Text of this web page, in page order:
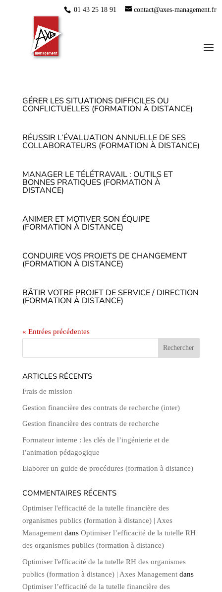
01 43 25 18 91 contact@axes-management.fr
GÉRER LES SITUATIONS DIFFICILES OU
CONFLICTUELLES (FORMATION À DISTANCE)
RÉUSSIR L’ÉVALUATION ANNUELLE DE SES
COLLABORATEURS (FORMATION À DISTANCE)
MANAGER LE TÉLÉTRAVAIL : OUTILS ET
BONNES PRATIQUES (FORMATION À
DISTANCE)
ANIMER ET MOTIVER SON ÉQUIPE
(FORMATION À DISTANCE)
CONDUIRE VOS PROJETS DE CHANGEMENT
(FORMATION À DISTANCE)
BÂTIR VOTRE PROJET DE SERVICE / DIRECTION
(FORMATION À DISTANCE)
« Entrées précédentes
ARTICLES RÉCENTS
Frais de mission
Gestion financière des contrats de recherche (inter)
Gestion financière des contrats de recherche
Formateur interne : les clés de l’ingénierie et de
l’animation pédagogique
Elaborer un guide de procédures (formation à distance)
COMMENTAIRES RÉCENTS
Optimiser l'efficacité de la tutelle financière des
organismes publics (formation à distance) | Axes
Managementdans Optimiser l’efficacité de la tutelle RH
des organismes publics (formation à distance)
Optimiser l'efficacité de la tutelle RH des organismes
publics (formation à distance) | Axes Managementdans
Optimiser l’efficacité de la tutelle financière des